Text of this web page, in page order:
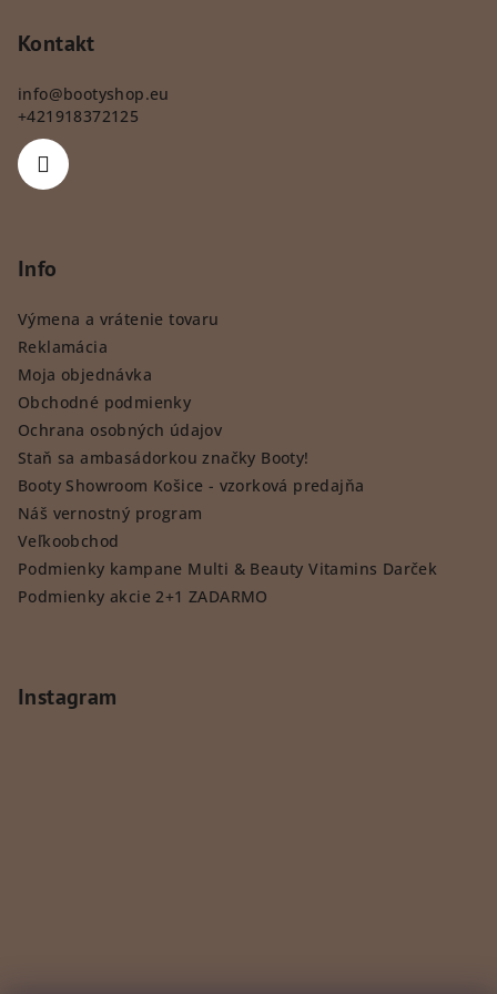
Kontakt
info@bootyshop.eu
+421918372125
Info
Výmena a vrátenie tovaru
Reklamácia
Moja objednávka
Obchodné podmienky
Ochrana osobných údajov
Staň sa ambasádorkou značky Booty!
Booty Showroom Košice - vzorková predajňa
Náš vernostný program
Veľkoobchod
Podmienky kampane Multi & Beauty Vitamins Darček
Podmienky akcie 2+1 ZADARMO
Instagram